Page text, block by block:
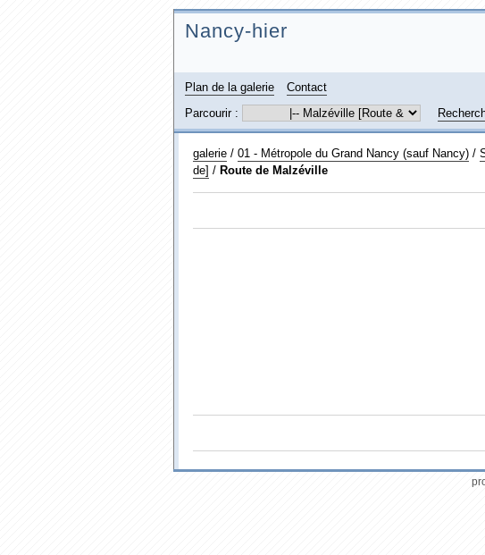
Nancy-hier
Plan de la galerie
Contact
Parcourir :
galerie/ 01 - Métropole du Grand Nancy (sauf Nancy)/
de] / Route de Malzéville